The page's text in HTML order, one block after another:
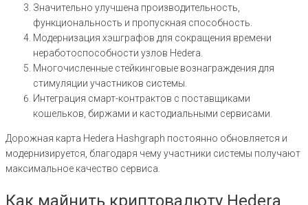
Значительно улучшена производительность,
функциональность и пропускная способность.
Модернизация хэшграфов для сокращения времени
неработоспособности узлов Hedera.
Многочисленные стейкинговые вознаграждения для
стимуляции участников системы.
Интеграция смарт-контрактов с поставщиками
кошельков, биржами и кастодиальными сервисами.
Дорожная карта Hedera Hashgraph постоянно обновляется и
модернизируется, благодаря чему участники системы получают
максимальное качество сервиса.
Как майнить криптовалюту Hedera